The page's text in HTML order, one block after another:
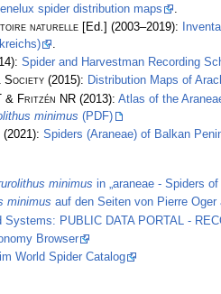
spider distribution maps
naturelle[Ed.] (2003–2019):
.
Spider and Harvestman Recording
Society(2015): Distribution Maps of
& Fritzén NR(2013): Atlas of the
minimus (PDF)
(2021): Spiders (Araneae) of Balkan
minimus in „araneae - Spiders of
minimus auf den Seiten von Pierre Oger
Systems: PUBLIC DATA PORTAL -
Browser
im World Spider Catalog